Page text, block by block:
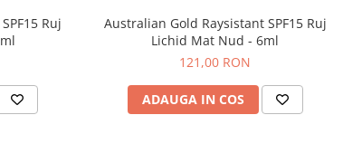
Ruj
Australian Gold Raysistant SPF15 Ruj
Lichid Mat Nud - 6ml
121,00 RON
ADAUGA IN COS